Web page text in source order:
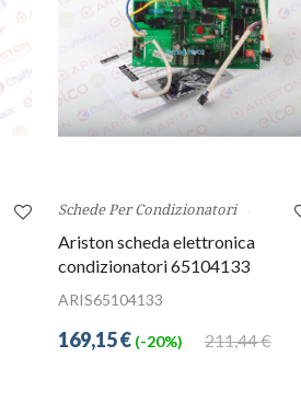
Schede Per Condizionatori
Ariston scheda elettronica
condizionatori 65104133
ARIS65104133
211,44 €
169,15 € (-20%)